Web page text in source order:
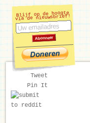
Blijf op de hoogte
via de nieuwsbrief!
Tweet
Pin It